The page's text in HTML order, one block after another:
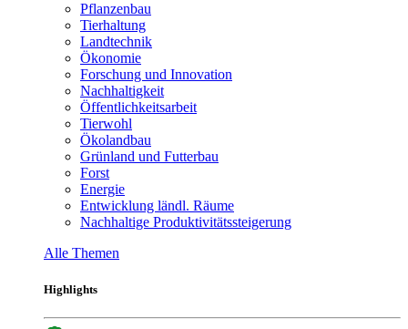
Pflanzenbau
Tierhaltung
Landtechnik
Ökonomie
Forschung und Innovation
Nachhaltigkeit
Öffentlichkeitsarbeit
Tierwohl
Ökolandbau
Grünland und Futterbau
Forst
Energie
Entwicklung ländl. Räume
Nachhaltige Produktivitätssteigerung
Alle Themen
Highlights